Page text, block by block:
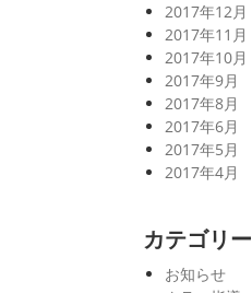
2017年12月
2017年11月
2017年10月
2017年9月
2017年8月
2017年6月
2017年5月
2017年4月
カテゴリー
お知らせ